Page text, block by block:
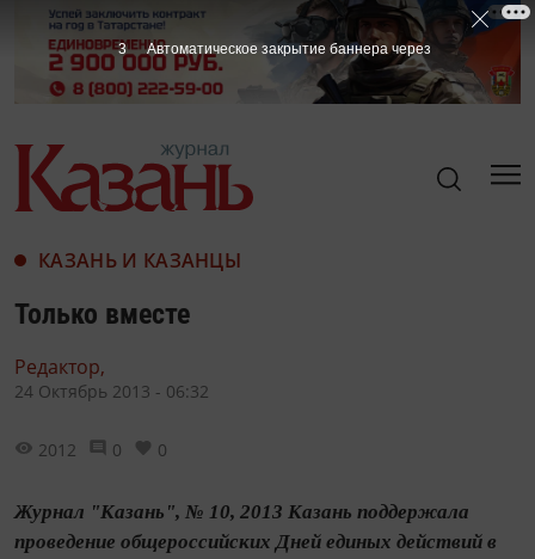
КАЗАНЬ И КАЗАНЦЫ
Только вместе
Редактор,
24 Октябрь 2013 - 06:32
2012 0 0
Журнал "Казань", № 10, 2013 Казань поддержала
проведение общероссийских Дней единых действий в
2 Автоматическое закрытие баннера через